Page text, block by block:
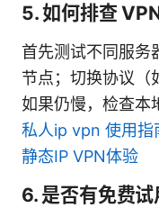
5. 如何排查
首先测试不同服务
节点；切换协议（
如果仍慢，检查本
私人ip vpn 使用指
静态IP VPN体验
6. 是否有免费试